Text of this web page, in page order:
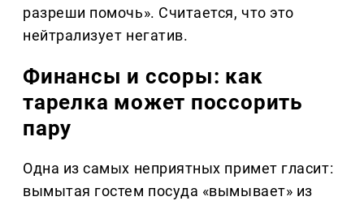
разреши помочь». Считается, что это
нейтрализует негатив.
Финансы и ссоры: как
тарелка может поссорить
пару
Одна из самых неприятных примет гласит:
вымытая гостем посуда «вымывает» из